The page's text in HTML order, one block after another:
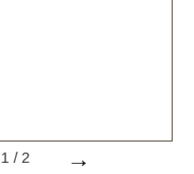
1 / 2 →